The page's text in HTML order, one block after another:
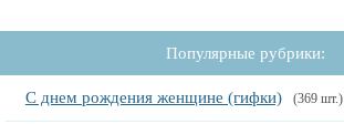
Популярные рубрики:
С днем рождения женщине (гифки) (369 шт.)